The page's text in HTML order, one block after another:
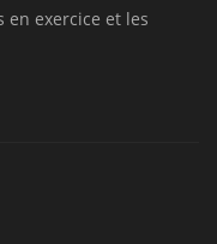
en exercice et les